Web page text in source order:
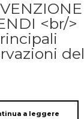
<br/>
del
a leggere